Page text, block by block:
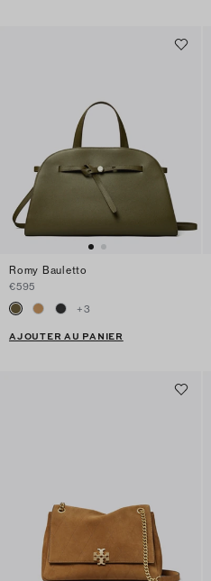
Romy Bauletto
€595
+3
AJOUTER AU PANIER